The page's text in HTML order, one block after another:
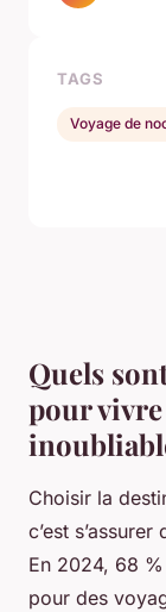
Quels
pour
Choisir la
c’est
En 2024, 68
pour des
TAGS
Voyage de